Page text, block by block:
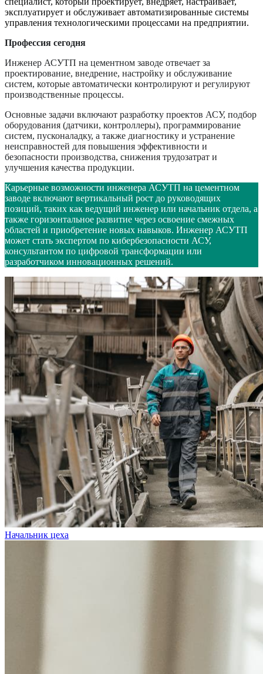
эксплуатирует и обслуживает автоматизированные системы
управления технологическими процессами на предприятии.
Профессия сегодня
Инженер АСУТП на цементном заводе отвечает за
проектирование, внедрение, настройку и обслуживание
систем, которые автоматически контролируют и регулируют
производственные процессы.
Основные задачи включают разработку проектов АСУ, подбор
оборудования (датчики, контроллеры), программирование
систем, пусконаладку, а также диагностику и устранение
неисправностей для повышения эффективности и
безопасности производства, снижения трудозатрат и
улучшения качества продукции.
Карьерные возможности инженера АСУТП на цементном
заводе включают вертикальный рост до руководящих
позиций, таких как ведущий инженер или начальник отдела, а
также горизонтальное развитие через освоение смежных
областей и приобретение новых навыков. Инженер АСУТП
может стать экспертом по кибербезопасности АСУ,
консультантом по цифровой трансформации или
разработчиком инновационных решений.
Начальник цеха